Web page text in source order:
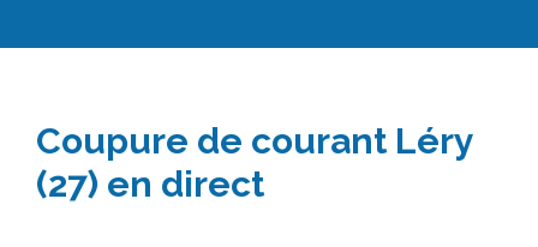
Coupure de courant Léry
(27) en direct